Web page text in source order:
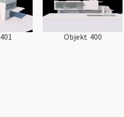
401 Objekt 400